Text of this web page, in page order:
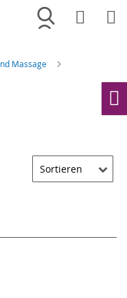
Merkliste
Massage